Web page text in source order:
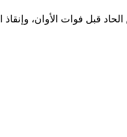
قبل فوات الأوان، وإنقاذ